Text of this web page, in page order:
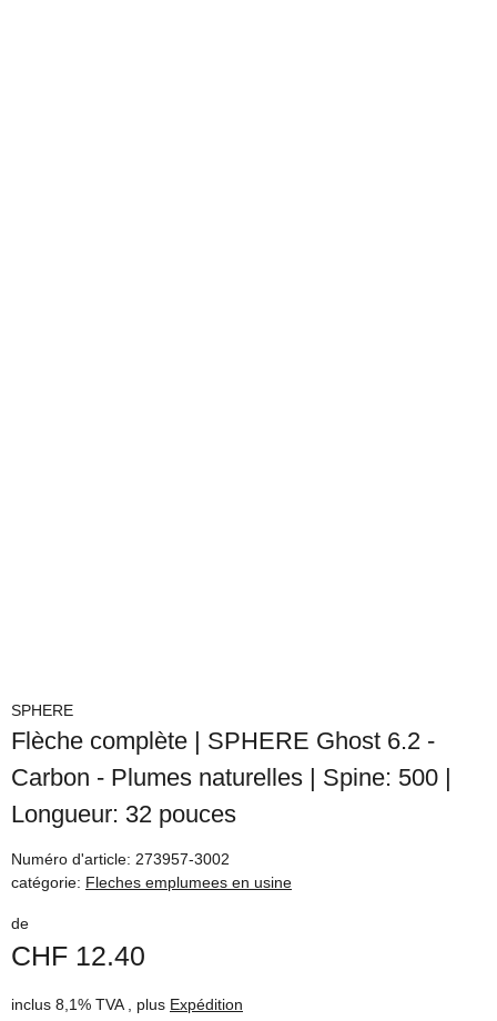
SPHERE
Flèche complète | SPHERE Ghost 6.2 -
Carbon - Plumes naturelles | Spine: 500 |
Longueur: 32 pouces
Numéro d'article: 273957-3002
catégorie: Fleches emplumees en usine
de
CHF 12.40
inclus 8,1% TVA , plus Expédition